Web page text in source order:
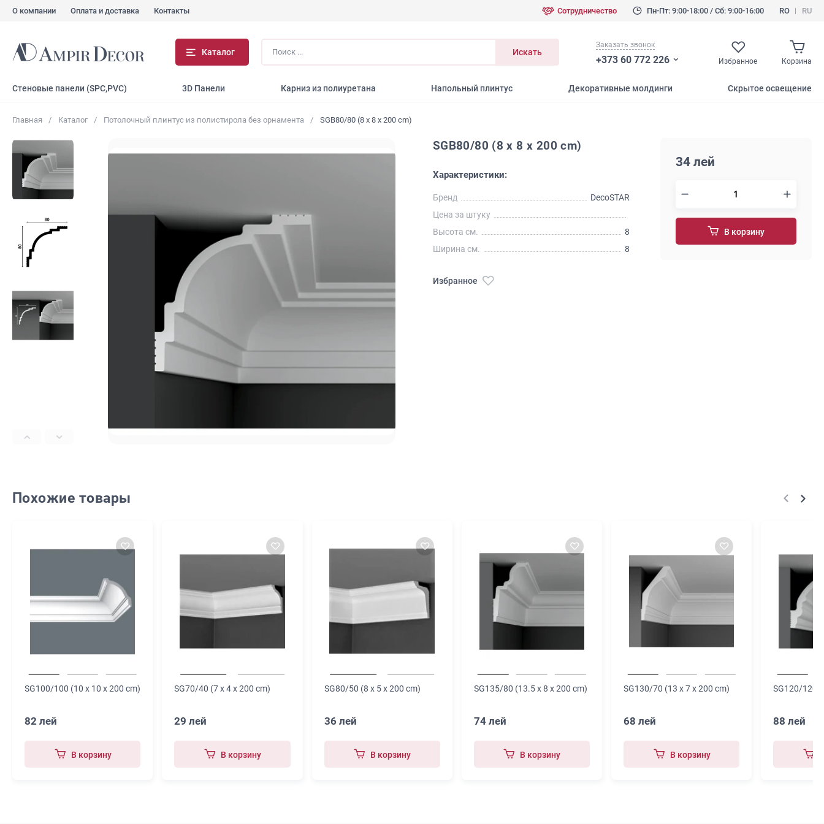
О компании Оплата и доставка Контакты Сотрудничество Пн-Пт: 9:00-18:00 / Сб: 9:00-16:00 RO RU
Каталог Искать
Заказать звонок
+373 60 772 226 Избранное Корзина
Стеновые панели (SPC,PVC) 3D Панели Карниз из полиуретана Напольный плинтус Декоративные молдинги Скрытое освещение
Главная Каталог Потолочный плинтус из полистирола без орнамента SGB80/80 (8 x 8 x 200 cm)
SGB80/80 (8 x 8 x 200 cm)
Характеристики:
Бренд
DecoSTAR
Цена за штуку
Высота см.
8
Ширина см.
8
Избранное
34 лей
В корзину
Похожие товары
SG100/100 (10 x 10 x 200 cm)
82 лей
В корзину
SG70/40 (7 x 4 x 200 cm)
29 лей
В корзину
SG80/50 (8 x 5 x 200 cm)
36 лей
В корзину
SG135/80 (13.5 x 8 x 200 cm)
74 лей
В корзину
SG130/70 (13 x 7 x 200 cm)
68 лей
В корзину
SG120/120
88 лей